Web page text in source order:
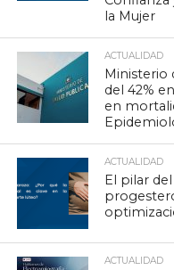
la Mujer
ACTUALIDAD
Ministerio
del 42%
en
ACTUALIDAD
El pilar
ACTUALIDAD